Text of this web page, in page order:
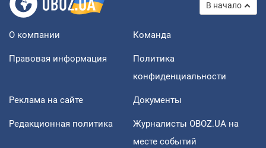
В начало
О компании Команда
Правовая информация
Политика
конфиденциальности
Реклама на сайте Документы
Редакционная политика
Журналисты OBOZ.UA на
месте событий